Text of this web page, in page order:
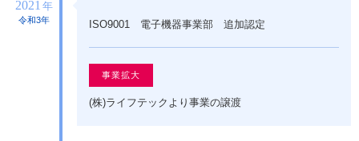
2021 年
令和3年 ISO9001 電子機器事業部 追加認定
事業拡大
(株)ライフテックより事業の譲渡